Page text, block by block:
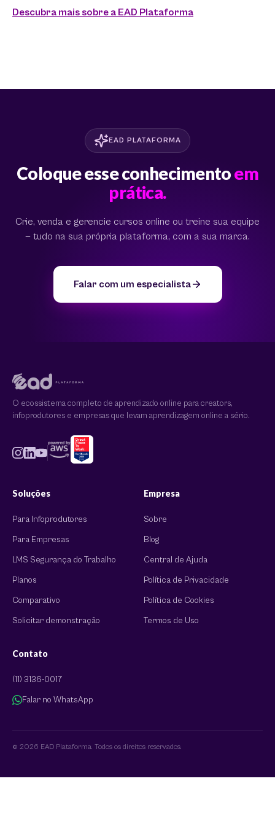
Descubra mais sobre a EAD Plataforma
EAD PLATAFORMA
Coloque esse conhecimentoem
prática.
Crie, venda e gerencie cursos online ou treine sua equipe
— tudo na sua própria plataforma, com a sua marca.
Falar com um especialista
O ecossistema completo de aprendizado online para creators,
infoprodutores e empresas que levam aprendizagem online a sério.
Soluções
Para Infoprodutores
Para Empresas
LMS Segurança do Trabalho
Planos
Comparativo
Solicitar demonstração
Empresa
Sobre
Blog
Central de Ajuda
Política de Privacidade
Política de Cookies
Termos de Uso
Contato
(11) 3136-0017
Falar no WhatsApp
© 2026 EAD Plataforma. Todos os direitos reservados.